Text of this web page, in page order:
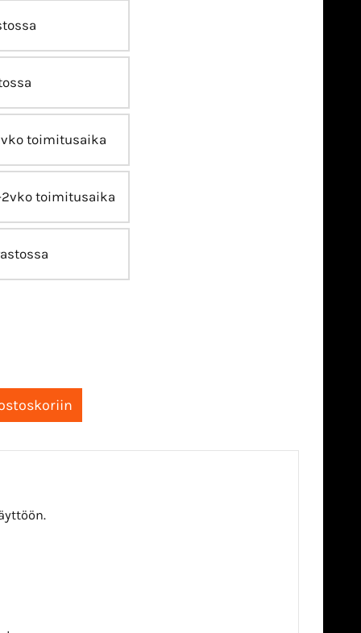
toimitusaika
2vko toimitusaika